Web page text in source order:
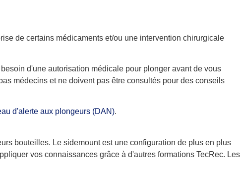
de certains médicaments et/ou une intervention chirurgicale
d'une autorisation médicale pour plonger avant de vous
médecins et ne doivent pas être consultés pour des conseils
d'alerte aux plongeurs (DAN).
bouteilles. Le sidemount est une configuration de plus en plus
vos connaissances grâce à d'autres formations TecRec. Les